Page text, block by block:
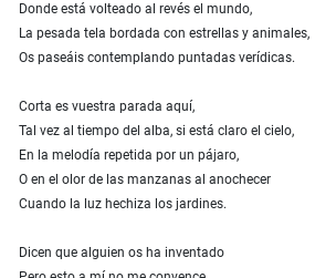
Donde está volteado al revés el mundo,
La pesada tela bordada con estrellas y animales,
Os paseáis contemplando puntadas verídicas.
Corta es vuestra parada aquí,
Tal vez al tiempo del alba, si está claro el cielo,
En la melodía repetida por un pájaro,
O en el olor de las manzanas al anochecer
Cuando la luz hechiza los jardines.
Dicen que alguien os ha inventado